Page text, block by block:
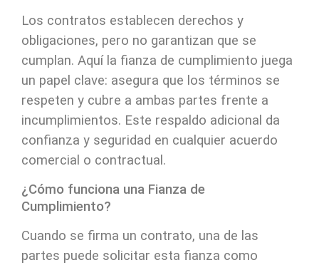
Los contratos establecen derechos y
obligaciones, pero no garantizan que se
cumplan. Aquí la fianza de cumplimiento juega
un papel clave: asegura que los términos se
respeten y cubre a ambas partes frente a
incumplimientos. Este respaldo adicional da
confianza y seguridad en cualquier acuerdo
comercial o contractual.
¿Cómo funciona una Fianza de
Cumplimiento?
Cuando se firma un contrato, una de las
partes puede solicitar esta fianza como